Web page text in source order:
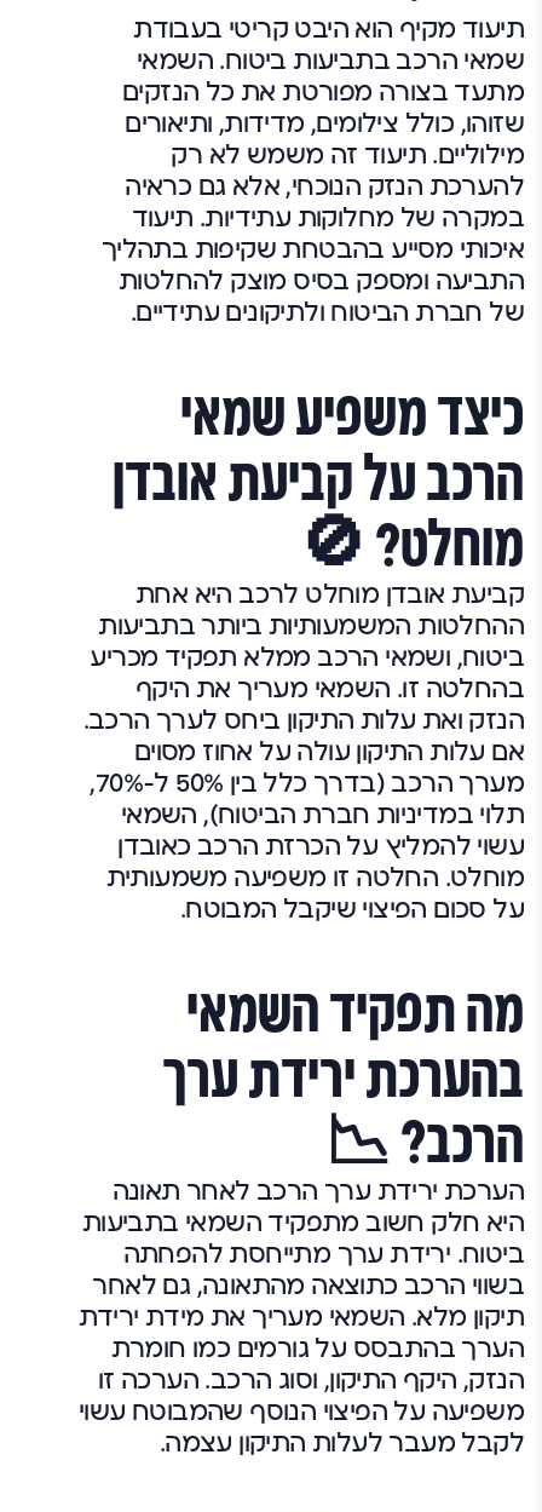
תיעוד מקיף הוא היבט קריטי בעבודת
שמאי הרכב בתביעות ביטוח. השמאי
מתעד בצורה מפורטת את כל הנזקים
שזוהו, כולל צילומים, מדידות, ותיאורים
מילוליים. תיעוד זה משמש לא רק
להערכת הנזק הנוכחי, אלא גם כראיה
במקרה של מחלוקות עתידיות. תיעוד
איכותי מסייע בהבטחת שקיפות בתהליך
התביעה ומספק בסיס מוצק להחלטות
של חברת הביטוח ולתיקונים עתידיים.
כיצד משפיע שמאי
הרכב על קביעת אובדן
מוחלט? 🚫
קביעת אובדן מוחלט לרכב היא אחת
ההחלטות המשמעותיות ביותר בתביעות
ביטוח, ושמאי הרכב ממלא תפקיד מכריע
בהחלטה זו. השמאי מעריך את היקף
הנזק ואת עלות התיקון ביחס לערך הרכב.
אם עלות התיקון עולה על אחוז מסוים
מערך הרכב (בדרך כלל בין 50% ל-70%,
תלוי במדיניות חברת הביטוח), השמאי
עשוי להמליץ על הכרזת הרכב כאובדן
מוחלט. החלטה זו משפיעה משמעותית
על סכום הפיצוי שיקבל המבוטח.
מה תפקיד השמאי
בהערכת ירידת ערך
הרכב? 📉
הערכת ירידת ערך הרכב לאחר תאונה
היא חלק חשוב מתפקיד השמאי בתביעות
ביטוח. ירידת ערך מתייחסת להפחתה
בשווי הרכב כתוצאה מהתאונה, גם לאחר
תיקון מלא. השמאי מעריך את מידת ירידת
הערך בהתבסס על גורמים כמו חומרת
הנזק, היקף התיקון, וסוג הרכב. הערכה זו
משפיעה על הפיצוי הנוסף שהמבוטח עשוי
לקבל מעבר לעלות התיקון עצמה.